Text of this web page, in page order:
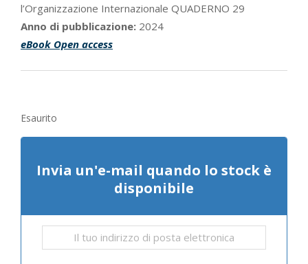
l’Organizzazione Internazionale QUADERNO 29
Anno di pubblicazione: 2024
eBook Open access
Esaurito
Invia un'e-mail quando lo stock è
disponibile